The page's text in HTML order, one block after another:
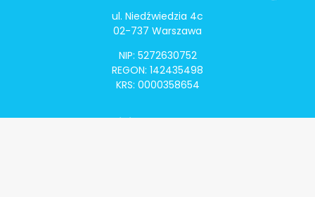
ul. Niedźwiedzia 4c
02-737 Warszawa
NIP: 5272630752
REGON: 142435498
KRS: 0000358654
Alivia Onkomapa